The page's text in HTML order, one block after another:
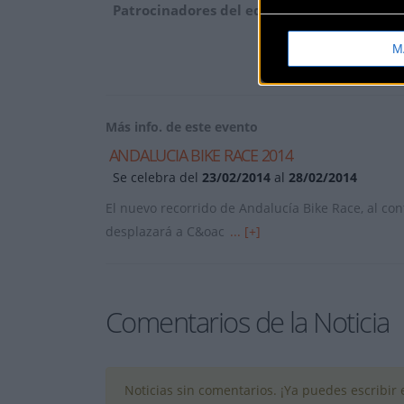
Patrocinadores del equipo en esta
Más info. de este evento
ANDALUCIA BIKE RACE 2014
Se celebra del 23/02/2014 al 28/02/2014
El nuevo recorrido de Andalucía Bike Race, al
desplazará a C&oac ... [+]
Comentarios de la Noticia
Noticias sin comentarios. ¡Ya puedes escribir